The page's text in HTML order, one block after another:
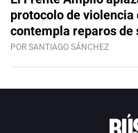
protocolo de
contempla reparos de
POR SANTIAGO SÁNCHEZ